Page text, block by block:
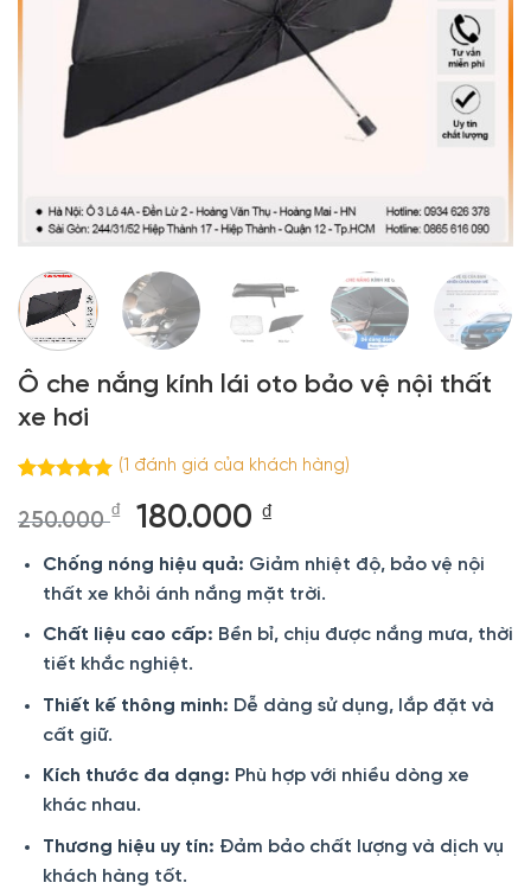
Ô che nắng kính lái oto bảo vệ nội thất
xe hơi
dựa trên
đánh giá
(1 đánh giá của khách hàng)
250.000₫
Giá
là:
250.000 ₫.
180.000 ₫Giá
tại
là:
180.000 ₫.
Chống nóng hiệu quả: Giảm nhiệt độ, bảo vệ nội
thất xe khỏi ánh nắng mặt trời.
Chất liệu cao cấp: Bền bỉ, chịu được nắng mưa, thời
tiết khắc nghiệt.
Thiết kế thông minh: Dễ dàng sử dụng, lắp đặt và
cất giữ.
Kích thước đa dạng: Phù hợp với nhiều dòng xe
khác nhau.
Thương hiệu uy tín: Đảm bảo chất lượng và dịch vụ
khách hàng tốt.